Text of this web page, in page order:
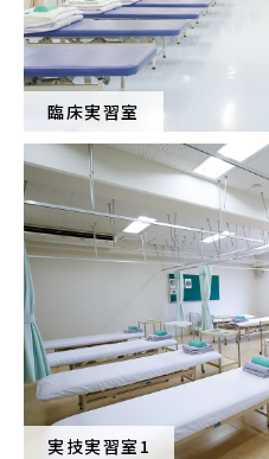
臨床実習室
実技実習室1